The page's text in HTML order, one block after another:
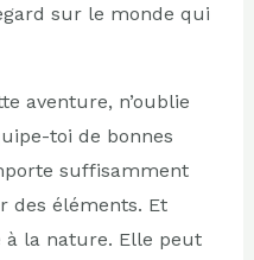
sur le monde qui
aventure, n’oublie
toi de bonnes
suffisamment
des éléments. Et
la nature. Elle peut